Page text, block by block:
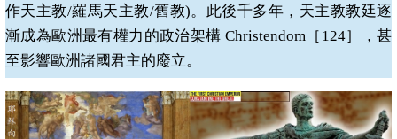
作天主教/羅馬天主教/舊教)。此後千多年，天主教教廷逐
漸成為歐洲最有權力的政治架構 Christendom ［ 124］，甚
至影響歐洲諸國君主的廢立。